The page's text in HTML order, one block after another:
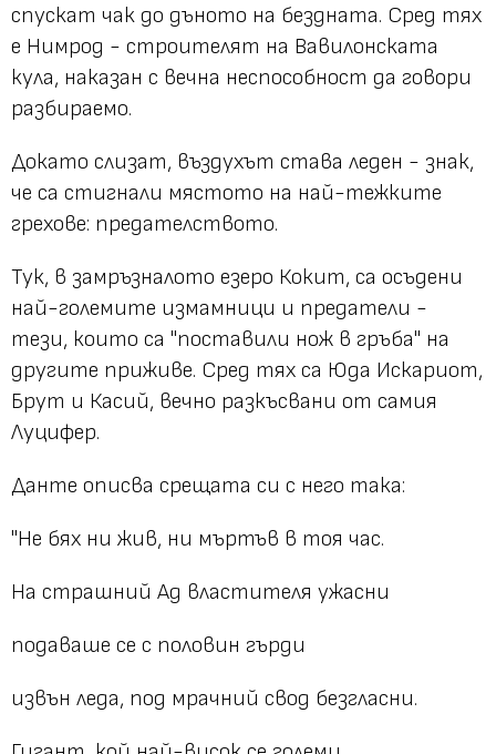
спускат чак до дъното на бездната. Сред тях
е Нимрод - строителят на Вавилонската
кула, наказан с вечна неспособност да говори
разбираемо.
Докато слизат, въздухът става леден - знак,
че са стигнали мястото на най-тежките
грехове: предателството.
Тук, в замръзналото езеро Кокит, са осъдени
най-големите измамници и предатели -
тези, които са "поставили нож в гръба" на
другите приживе. Сред тях са Юда Искариот,
Брут и Касий, вечно разкъсвани от самия
Луцифер.
Данте описва срещата си с него така:
"Не бях ни жив, ни мъртъв в тоя час.
На страшний Ад властителя ужасни
подаваше се с половин гърди
извън леда, под мрачний свод безгласни.